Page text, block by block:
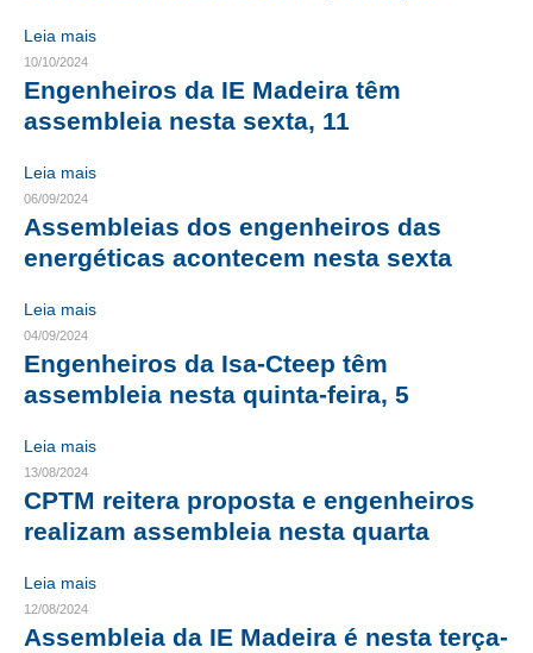
LEI 5.194/1966 – REGULAMENTAÇÃO DA PROFISSÃO
LEI 6.496/1977 – ART
RES 1.002/2002 – CÓDIGO DE ÉTICA
HOMOLOGAÇÕES
PISO SALARIAL
FIQUE POR DENTRO
OPORTUNIDADES
APRESENTAÇÃO
EMPREGO E ESTÁGIO
CARREIRA
NEWSLETTER
Leia mais
10/10/2024
Engenheiros da IE Madeira têm
assembleia nesta sexta, 11
Leia mais
06/09/2024
Assembleias dos engenheiros das
energéticas acontecem nesta sexta
Leia mais
04/09/2024
Engenheiros da Isa-Cteep têm
assembleia nesta quinta-feira, 5
Leia mais
13/08/2024
CPTM reitera proposta e engenheiros
realizam assembleia nesta quarta
Leia mais
12/08/2024
Assembleia da IE Madeira é nesta terça-